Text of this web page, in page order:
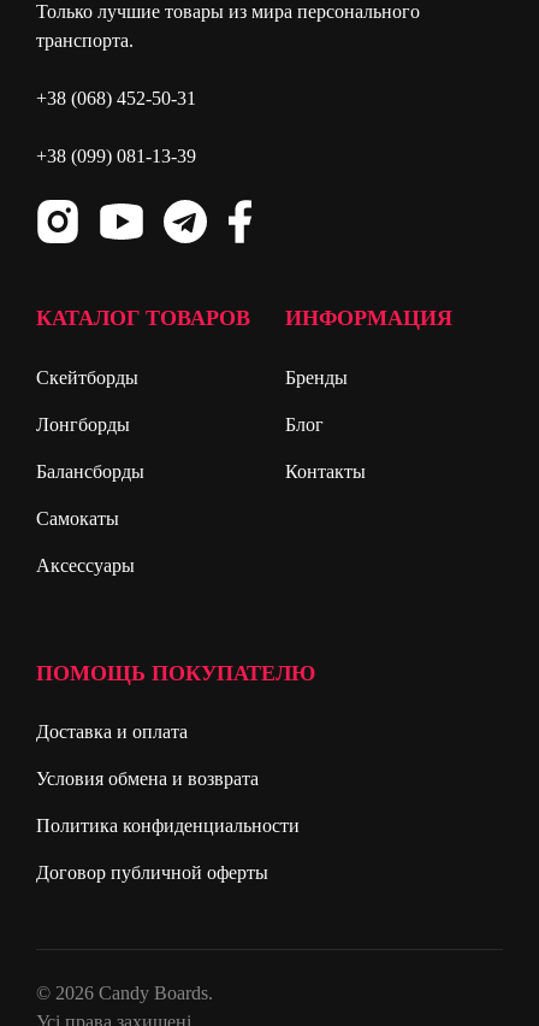
Только лучшие товары из мира персонального
транспорта.
+38 (068) 452-50-31
+38 (099) 081-13-39
КАТАЛОГ ТОВАРОВ
Скейтборды
Лонгборды
Балансборды
Самокаты
Аксессуары
ИНФОРМАЦИЯ
Бренды
Блог
Контакты
ПОМОЩЬ ПОКУПАТЕЛЮ
Доставка и оплата
Условия обмена и возврата
Политика конфиденциальности
Договор публичной оферты
© 2026 Candy Boards.